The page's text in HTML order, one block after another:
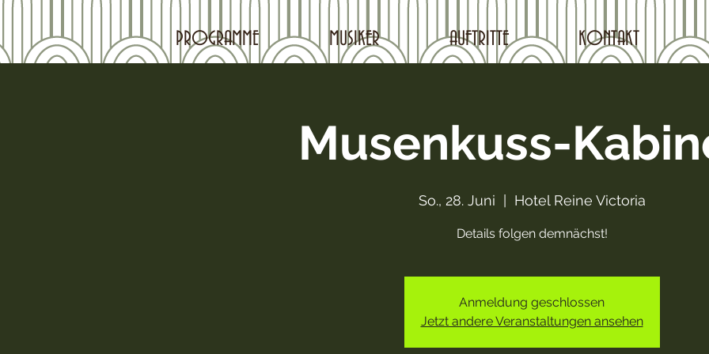
PROGRAMME MUSIKER AUFTRITTE KONTAKT
Musenkuss-
So., 28. Juni Hotel Reine Victoria
Details folgen demnächst!
Anmeldung geschlossen
Jetzt andere Veranstaltungen ansehen